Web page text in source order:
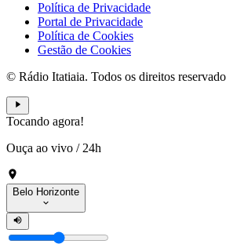
Política de Privacidade
Portal de Privacidade
Política de Cookies
Gestão de Cookies
© Rádio Itatiaia. Todos os direitos
Tocando agora!
Ouça ao vivo / 24h
Belo Horizonte